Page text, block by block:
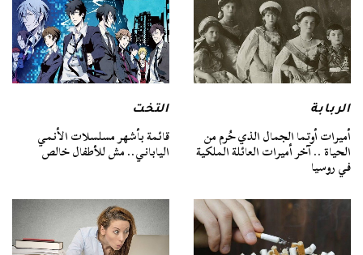
الربابة
أميرات أوتما الجمال الذي حُرم من
الحياة .. آخر أميرات العائلة الملكية
في روسيا
التخت
قائمة بأشهر مسلسلات الأنمي
الياباني.. مش للأطفال خالص